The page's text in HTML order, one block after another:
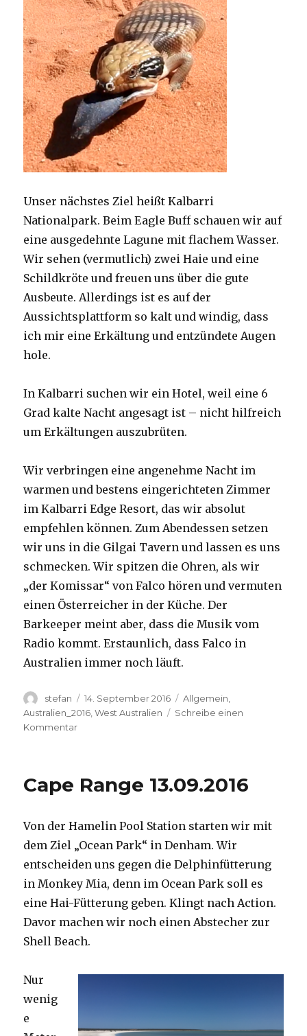
Unser nächstes Ziel heißt Kalbarri
Nationalpark. Beim Eagle Buff schauen wir auf
eine ausgedehnte Lagune mit flachem Wasser.
Wir sehen (vermutlich) zwei Haie und eine
Schildkröte und freuen uns über die gute
Ausbeute. Allerdings ist es auf der
Aussichtsplattform so kalt und windig, dass
ich mir eine Erkältung und entzündete Augen
hole.
In Kalbarri suchen wir ein Hotel, weil eine 6
Grad kalte Nacht angesagt ist – nicht hilfreich
um Erkältungen auszubrüten.
Wir verbringen eine angenehme Nacht im
warmen und bestens eingerichteten Zimmer
im Kalbarri Edge Resort, das wir absolut
empfehlen können. Zum Abendessen setzen
wir uns in die Gilgai Tavern und lassen es uns
schmecken. Wir spitzen die Ohren, als wir
„der Komissar“ von Falco hören und vermuten
einen Österreicher in der Küche. Der
Barkeeper meint aber, dass die Musik vom
Radio kommt. Erstaunlich, dass Falco in
Australien immer noch läuft.
Autor
stefan
Veröffentlicht
am
14. September 2016 Kategorien
Allgemein
Australien_2016 ,West Australien
Schreibe einen
Kommentarzu
Cape Range 13.09.2016
Von der Hamelin Pool Station starten wir mit
dem Ziel „Ocean Park“ in Denham. Wir
entscheiden uns gegen die Delphinfütterung
in Monkey Mia, denn im Ocean Park soll es
eine Hai-Fütterung geben. Klingt nach Action.
Davor machen wir noch einen Abstecher zur
Shell Beach.
Nur
wenig
e